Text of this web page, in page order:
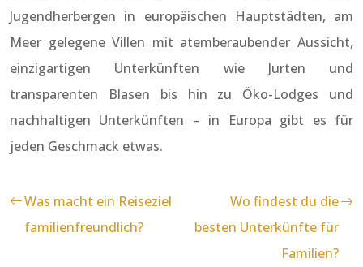
Jugendherbergen in europäischen Hauptstädten, am
Meer gelegene Villen mit atemberaubender Aussicht,
einzigartigen Unterkünften wie Jurten und
transparenten Blasen bis hin zu Öko-Lodges und
nachhaltigen Unterkünften – in Europa gibt es für
jeden Geschmack etwas.
Was macht ein Reiseziel
familienfreundlich?
Wo findest du die
besten Unterkünfte für
Familien?